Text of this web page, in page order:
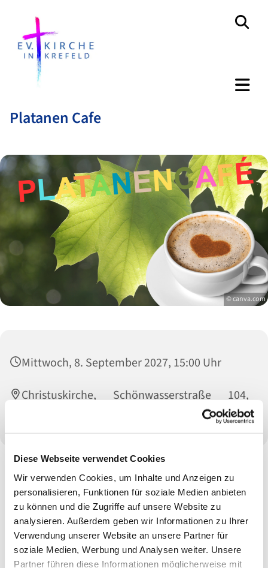
Diese Webseite verwendet Cookies
Wir verwenden Cookies, um Inhalte und Anzeigen zu
personalisieren, Funktionen für soziale Medien anbieten
zu können und die Zugriffe auf unsere Website zu
analysieren. Außerdem geben wir Informationen zu Ihrer
Verwendung unserer Website an unsere Partner für
soziale Medien, Werbung und Analysen weiter. Unsere
Partner führen diese Informationen möglicherweise mit
Platanen Cafe
© canva.com
Mittwoch, 8. September 2027, 15:00 Uhr
Christuskirche, Schönwasserstraße 104,